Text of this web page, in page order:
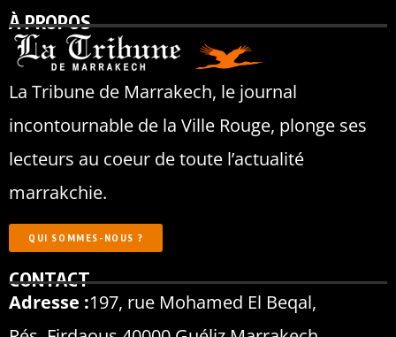
À PROPOS
La Tribune de Marrakech, le journal
incontournable de la Ville Rouge, plonge ses
lecteurs au coeur de toute l’actualité
marrakchie.
QUI SOMMES-NOUS ?
CONTACT
Adresse :197, rue Mohamed El Beqal,